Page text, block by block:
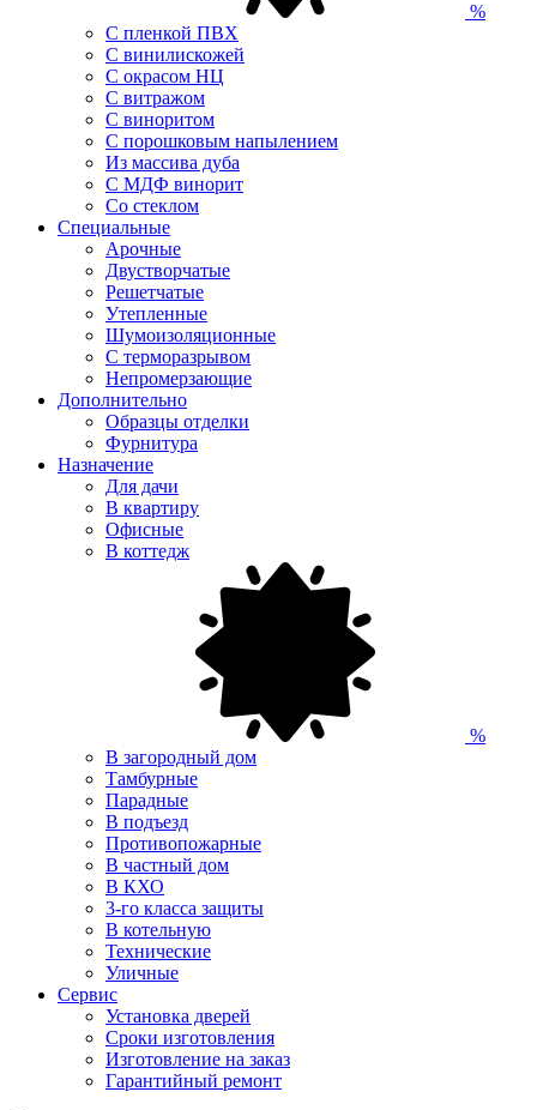
%
С пленкой ПВХ
С винилискожей
С окрасом НЦ
С витражом
С виноритом
С порошковым напылением
Из массива дуба
С МДФ винорит
Со стеклом
Специальные
Арочные
Двустворчатые
Решетчатые
Утепленные
Шумоизоляционные
С терморазрывом
Непромерзающие
Дополнительно
Образцы отделки
Фурнитура
Назначение
Для дачи
В квартиру
Офисные
В коттедж
%
В загородный дом
Тамбурные
Парадные
В подъезд
Противопожарные
В частный дом
В КХО
3-го класса защиты
В котельную
Технические
Уличные
Сервис
Установка дверей
Сроки изготовления
Изготовление на заказ
Гарантийный ремонт